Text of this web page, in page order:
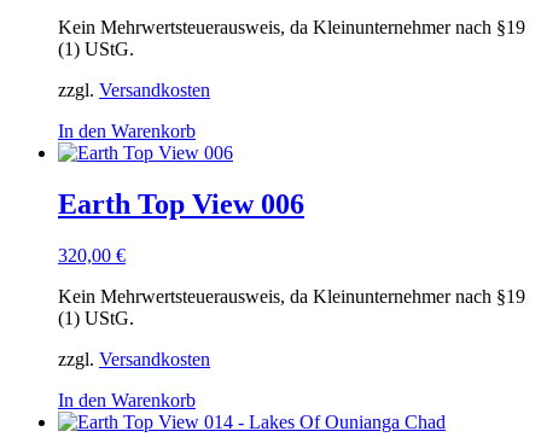
Kein Mehrwertsteuerausweis, da Kleinunternehmer nach §19
(1) UStG.
zzgl. Versandkosten
In den Warenkorb
Earth Top View 006
320,00 €
Kein Mehrwertsteuerausweis, da Kleinunternehmer nach §19
(1) UStG.
zzgl. Versandkosten
In den Warenkorb